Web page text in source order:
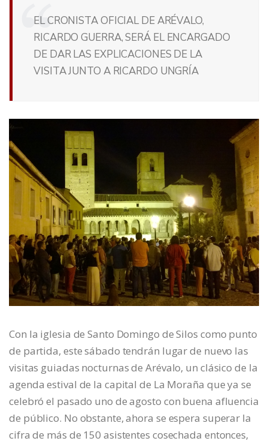
EL CRONISTA OFICIAL DE ARÉVALO,
RICARDO GUERRA, SERÁ EL ENCARGADO
DE DAR LAS EXPLICACIONES DE LA
VISITA JUNTO A RICARDO UNGRÍA
Con la iglesia de Santo Domingo de Silos como punto
de partida, este sábado tendrán lugar de nuevo las
visitas guiadas nocturnas de Arévalo, un clásico de la
agenda estival de la capital de La Moraña que ya se
celebró el pasado uno de agosto con buena afluencia
de público. No obstante, ahora se espera superar la
cifra de más de 150 asistentes cosechada entonces,